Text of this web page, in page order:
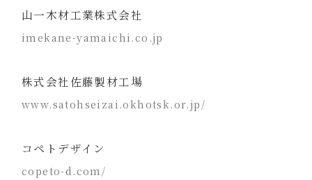
山一木材工業株式会社
imekane-yamaichi.co.jp
株式会社佐藤製材工場
www.satohseizai.okhotsk.or.jp/
コペトデザイン
copeto-d.com/